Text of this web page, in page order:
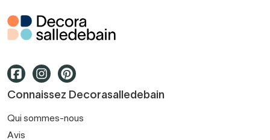
les receveurs en résine minérale recouverts de gel coat
présentent:
- un coloris stable,
- une surface antidérapante,
- une réparabilité locale en cas de micro-choc.
Connaissez Decorasalledebain
Qui sommes-nous
Avis